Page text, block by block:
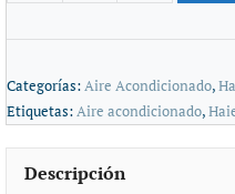
Categorías:Aire Acondicionado,
Etiquetas:Aire acondicionado,
Descripción